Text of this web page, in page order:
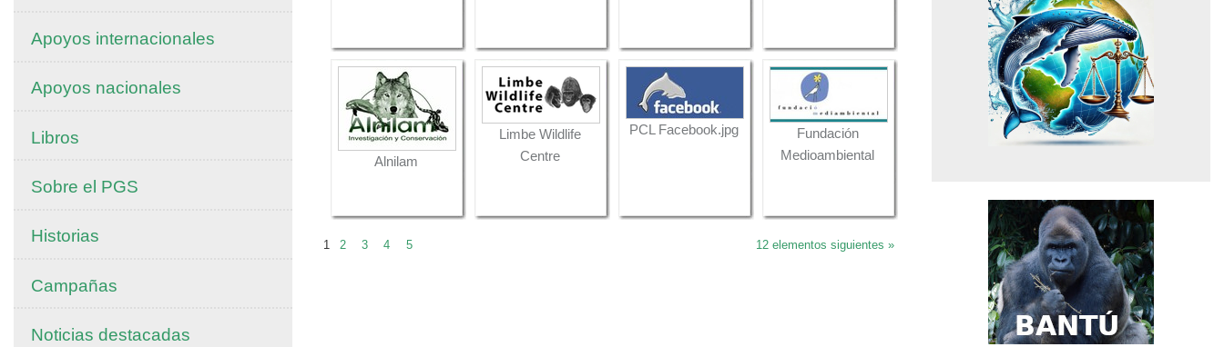
Alnilam
Limbe Wildlife
Centre
PCL Facebook.jpg
Fundación
Medioambiental
12 elementos siguientes »
1 2 3 4 5
Apoyos internacionales
Apoyos nacionales
Libros
Sobre el PGS
Historias
Campañas
Noticias destacadas